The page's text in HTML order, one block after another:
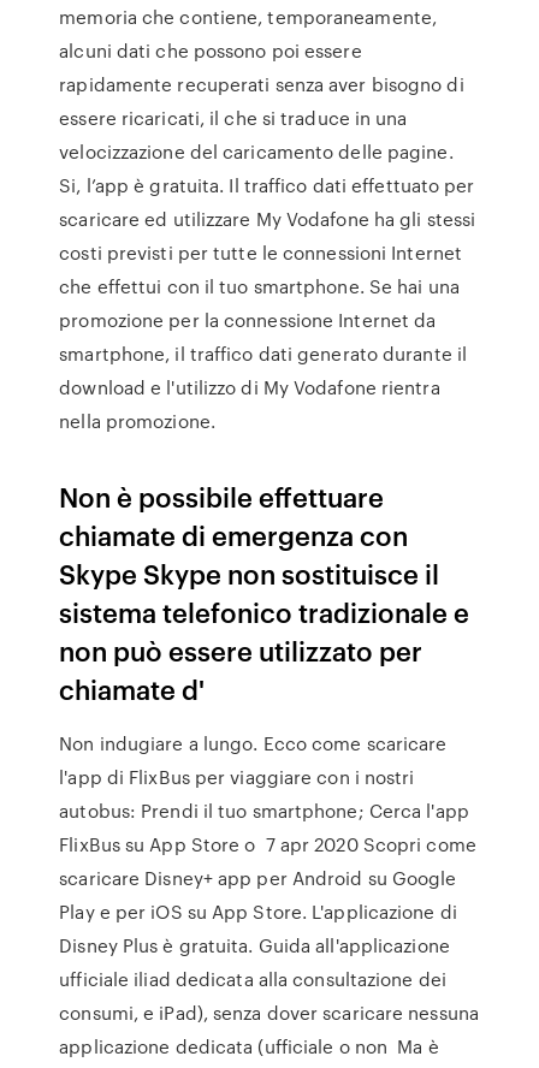
memoria che contiene, temporaneamente,
alcuni dati che possono poi essere
rapidamente recuperati senza aver bisogno di
essere ricaricati, il che si traduce in una
velocizzazione del caricamento delle pagine.
Si, l’app è gratuita. Il traffico dati effettuato per
scaricare ed utilizzare My Vodafone ha gli stessi
costi previsti per tutte le connessioni Internet
che effettui con il tuo smartphone. Se hai una
promozione per la connessione Internet da
smartphone, il traffico dati generato durante il
download e l'utilizzo di My Vodafone rientra
nella promozione.
Non è possibile effettuare
chiamate di emergenza con
Skype Skype non sostituisce il
sistema telefonico tradizionale e
non può essere utilizzato per
chiamate d'
Non indugiare a lungo. Ecco come scaricare
l'app di FlixBus per viaggiare con i nostri
autobus: Prendi il tuo smartphone; Cerca l'app
FlixBus su App Store o 7 apr 2020 Scopri come
scaricare Disney+ app per Android su Google
Play e per iOS su App Store. L'applicazione di
Disney Plus è gratuita. Guida all'applicazione
ufficiale iliad dedicata alla consultazione dei
consumi, e iPad), senza dover scaricare nessuna
applicazione dedicata (ufficiale o non Ma è